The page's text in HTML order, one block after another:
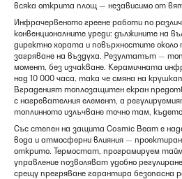
всяка открита площ — независимо от
Инфрачервеното греене работи по
конвенционалните уреди: дължините на
директно хората и повърхностите около
загряване на въздуха. Резултатът —
момент, без изчакване. Керамичната
над 10 000 часа, така че смяна на
Вграденият топлозащитен екран
с нагревателния елемент, а
топлинното излъчване точно там, където
Със степен на защита Cosmic Beam е
вода и атмосферни влияния —
открито. Термостат, програмируем
управление позволяват удобно
срещу прегряване гарантира безопасна